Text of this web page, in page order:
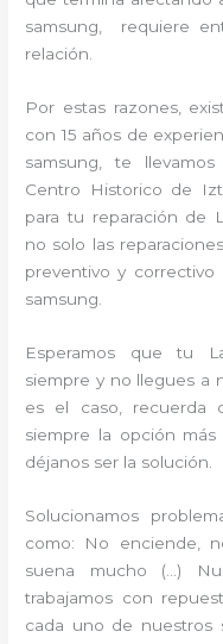
samsung, requiere
relación.
Por estas razones,
con 15 años de
samsung, te
Centro Historico de
para tu reparación de
no solo las
preventivo y correctivo
samsung.
Esperamos que tu
siempre y no llegues a
es el caso, recuerda
siempre la opción
déjanos ser la solución.
Solucionamos
como: No enciende,
suena mucho (…)
trabajamos con
cada uno de nuestros